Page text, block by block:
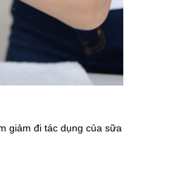
giảm đi tác dụng của sữa